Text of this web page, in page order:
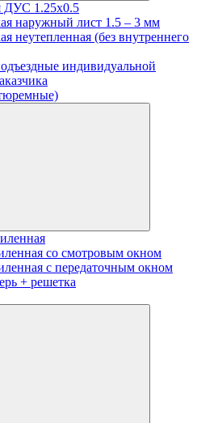
ДУС 1.25х0.5
наружный лист 1.5 – 3 мм
неутепленная (без внутреннего
индивидуальной
со смотровым окном
с передаточным окном
+ решетка